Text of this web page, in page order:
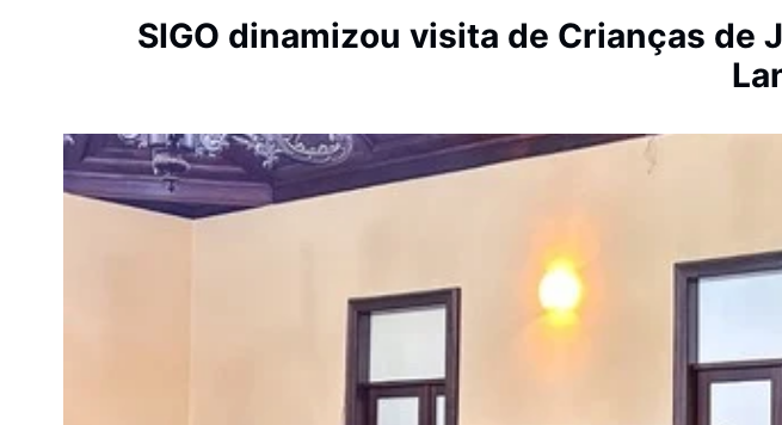
SIGO dinamizou visita de Crianças de